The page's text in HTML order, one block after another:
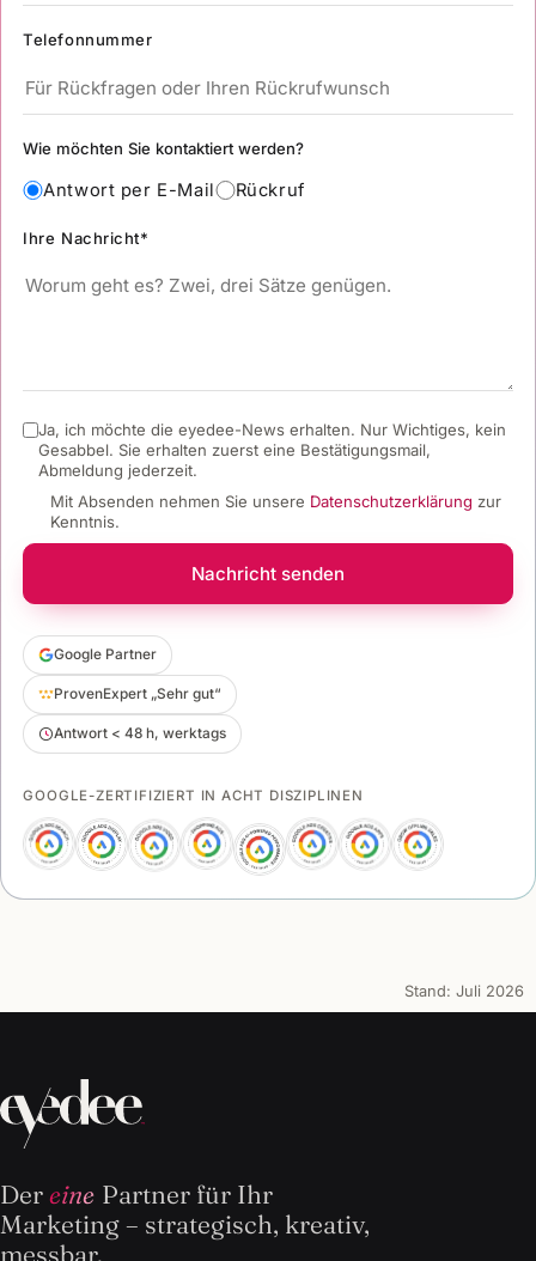
Telefonnummer
Wie möchten Sie kontaktiert werden?
Antwort per E-Mail Rückruf
Ihre Nachricht*
Ja, ich möchte die eyedee-News erhalten. Nur Wichtiges, kein
Gesabbel. Sie erhalten zuerst eine Bestätigungsmail,
Abmeldung jederzeit.
Mit Absenden nehmen Sie unsere Datenschutzerklärung zur
Kenntnis.
Nachricht senden
Google Partner
ProvenExpert „Sehr gut“
Antwort < 48 h, werktags
GOOGLE-ZERTIFIZIERT IN ACHT DISZIPLINEN
Stand: Juli 2026
Dereine Partner für Ihr
Marketing – strategisch, kreativ,
messbar.